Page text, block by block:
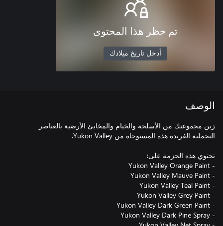
تم حظر هذا المحتوى
أدخل تاريخ ميلادك
الوصف
زين مجموعتك من الأسلحة والخيام والمخابئ الأرضية بالعناصر